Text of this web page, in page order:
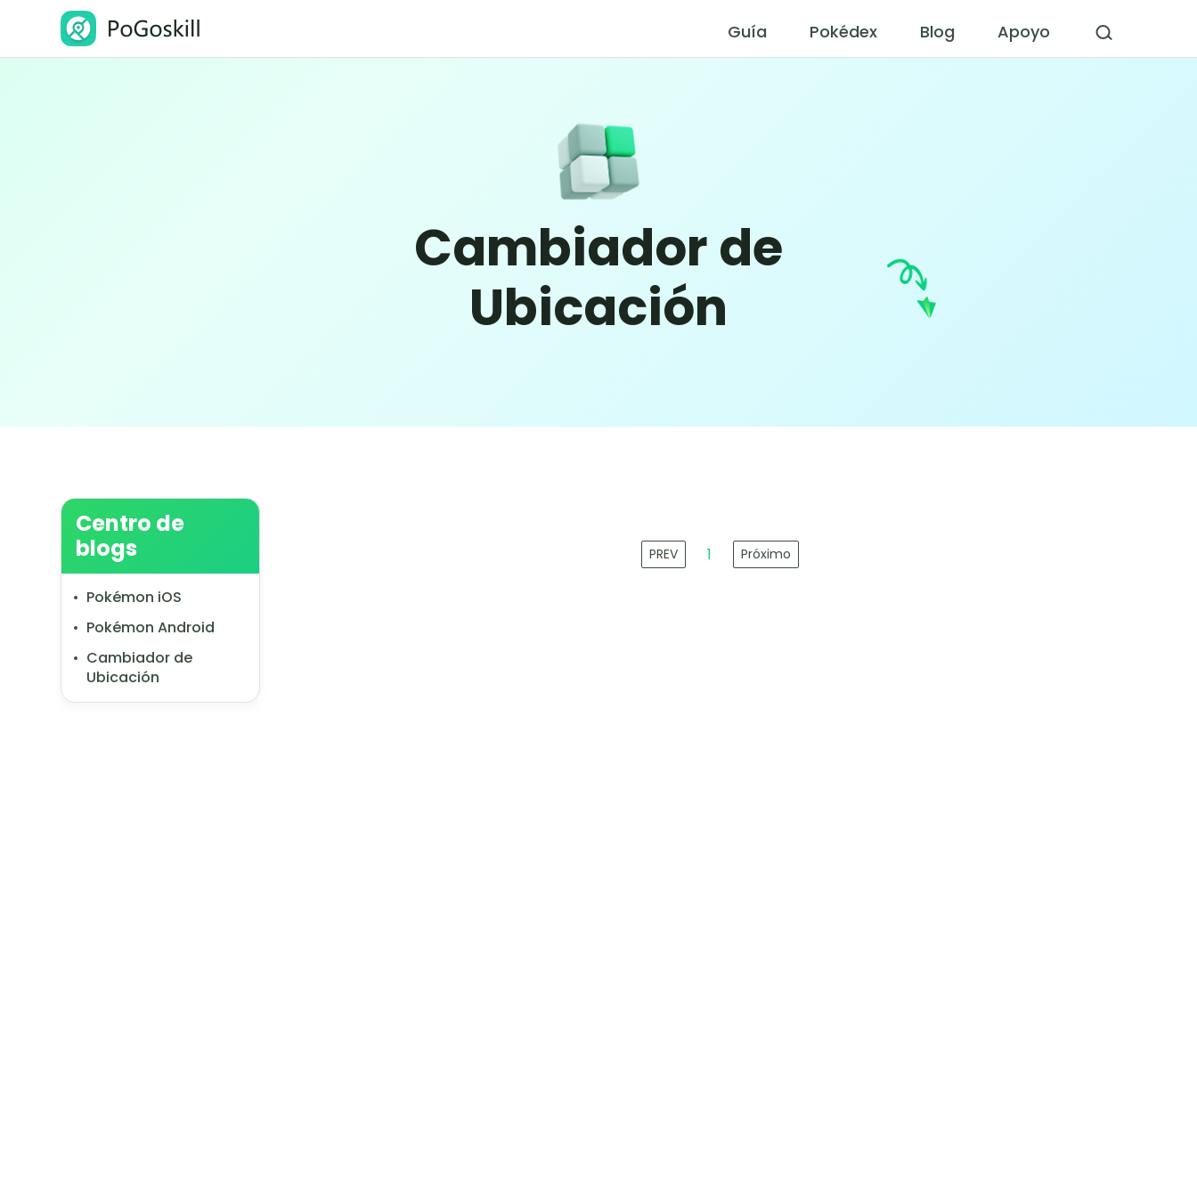
Guía Pokédex Blog Apoyo
Cambiador de
Ubicación
Centro de
blogs
Pokémon iOS
Pokémon Android
Cambiador de
Ubicación
PREV 1 Próximo